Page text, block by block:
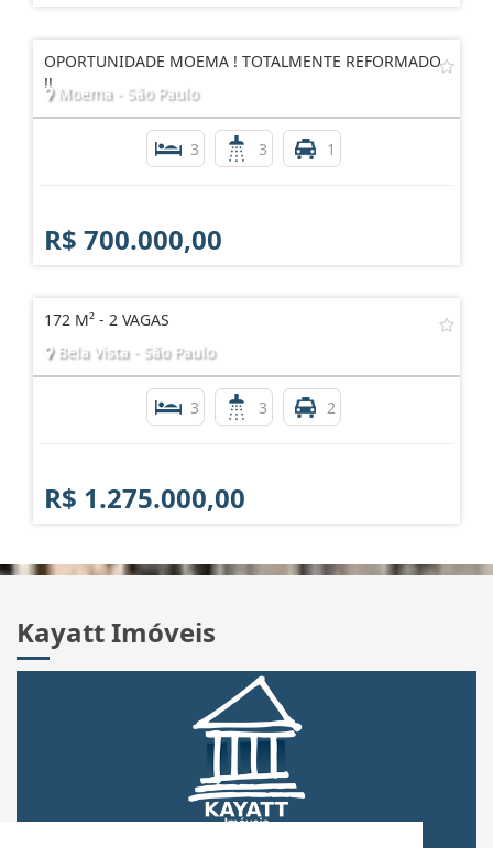
OPORTUNIDADE MOEMA ! TOTALMENTE REFORMADO
!!Moema - São Paulo
3 3 1
R$ 700.000,00
172 M² - 2 VAGAS
Bela Vista - São Paulo
3 3 2
R$ 1.275.000,00
Kayatt Imóveis